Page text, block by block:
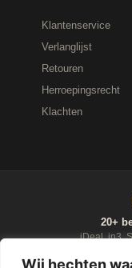
Wij hechten
Klantenservice
Verlanglijst
Retouren
Herroepingsrecht
Klachten
20+
iDeal, in3,